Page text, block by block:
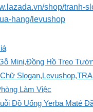
shop/tranh-
hang/levushop
Mini,Đồng Hồ Treo
Slogan,Levushop,
Làm Việc
Đồ Uống Yerba Maté